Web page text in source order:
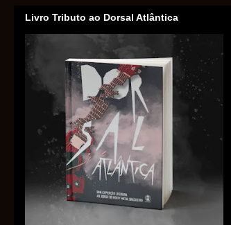
Livro Tributo ao Dorsal Atlântica